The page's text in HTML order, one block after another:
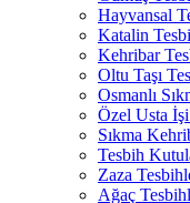
Hayvansal
Katalin
Kehribar
Oltu Taşı
Osmanlı
Özel Usta
Sıkma
Tesbih
Zaza
Ağaç